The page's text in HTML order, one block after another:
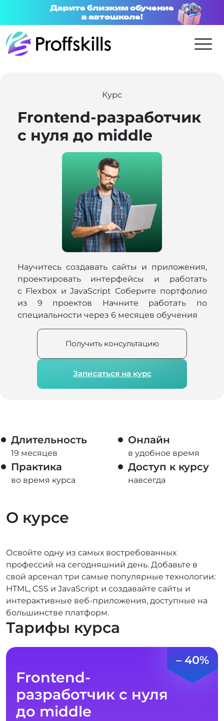
Дарите близким обучение
в автошколе!
Курс
Frontend-разработчик
с нуля до middle
Научитесь создавать сайты и приложения,
проектировать интерфейсы и работать
с Flexbox и JavaScript Соберите портфолио
из 9 проектов Начните работать по
специальности через 6 месяцев обучения
Записаться на курс
Получить консультацию
Длительность
19 месяцев
Онлайн
в удобное время
Практика
во время курса
Доступ к курсу
навсегда
О курсе
Освойте одну из самых востребованных
профессий на сегодняшний день. Добавьте в
свой арсенал три самые популярные технологии:
HTML, CSS и JavaScript и создавайте сайты и
интерактивные веб-приложения, доступные на
большинстве платформ.
Тарифы курса
– 40%
Frontend-
разработчик с нуля
до middle